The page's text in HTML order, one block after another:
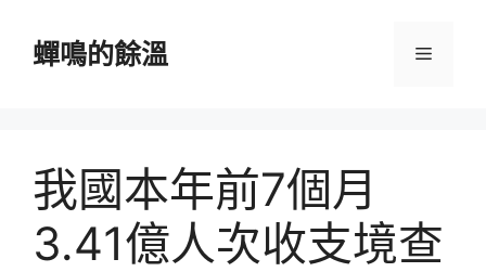
蟬鳴的餘溫 選
我國本年前7個月
3.41億人次收支境查